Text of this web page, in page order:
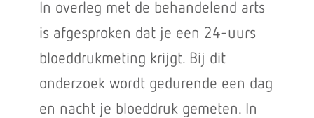
In overleg met de behandelend arts
is afgesproken dat je een 24-uurs
bloeddrukmeting krijgt. Bij dit
onderzoek wordt gedurende een dag
en nacht je bloeddruk gemeten. In